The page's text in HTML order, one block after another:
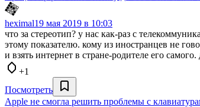
heximal19 мая 2019 в 10:03
что за стереотип? у нас как-раз с
этому показателю. кому из иностранцев не
и взять интернет в стране-родителе его
+1
Посмотреть
Apple не смогла решить проблемы с